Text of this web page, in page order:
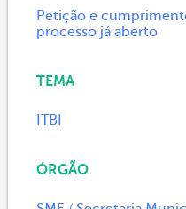
Petição e
processo já aberto
TEMA
ITBI
ÓRGÃO